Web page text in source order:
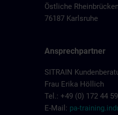
Östliche
76187 Karlsruhe
Ansprechpartner
SITRAIN
Frau Erika Höllich
Tel.: +49 (0) 172 44
E-Mail: pa-